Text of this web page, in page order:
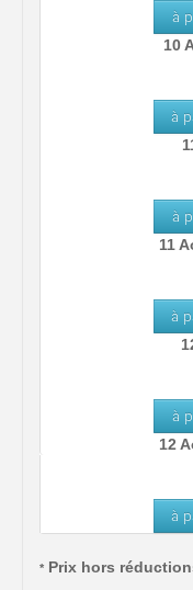
à
10
à
à
11
à
à
12
à
* Prix hors